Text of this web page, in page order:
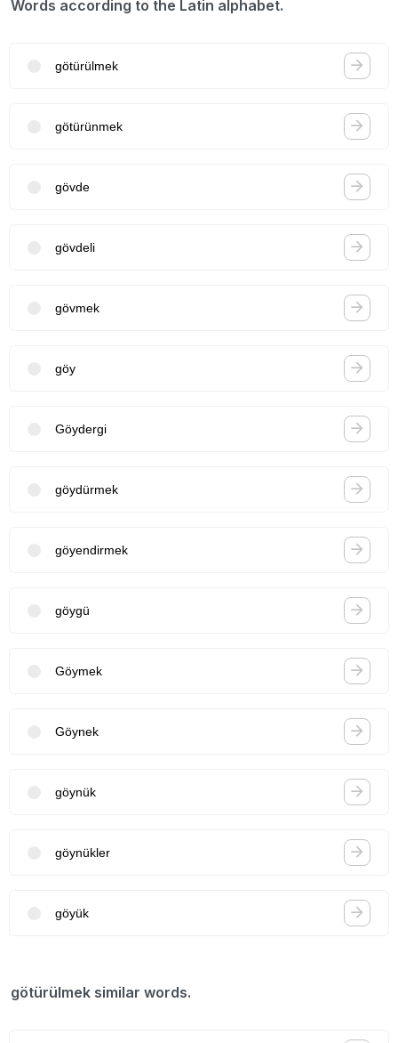
Words according to the Latin alphabet.
götürülmek
götürünmek
gövde
gövdeli
gövmek
göy
Göydergi
göydürmek
göyendirmek
göygü
Göymek
Göynek
göynük
göynükler
göyük
götürülmek similar words.